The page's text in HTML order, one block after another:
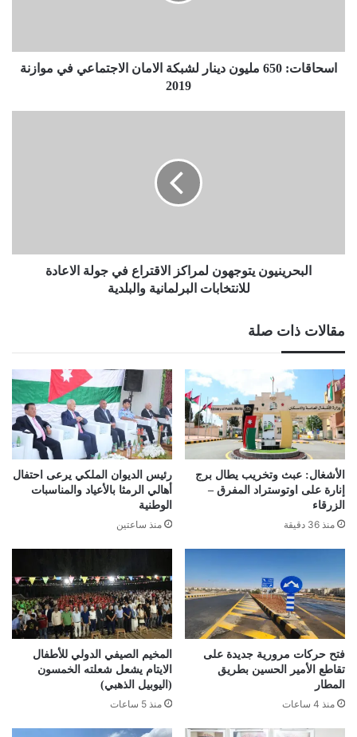
موازنة
2019
اسحاقات: 650 مليون دينار لشبكة الامان الاجتماعي في موازنة
2019
البرلمانية
البحرينيون يتوجهون لمراكز الاقتراع في جولة الاعادة
للانتخابات البرلمانية والبلدية
مقالات ذات صلة
الأشغال: عبث وتخريب يطال برج
إنارة على اوتوستراد المفرق –
الزرقاء
منذ 36 دقيقة
رئيس الديوان الملكي يرعى احتفال
أهالي الرمثا بالأعياد والمناسبات
الوطنية
منذ ساعتين
فتح حركات مرورية جديدة على
تقاطع الأمير الحسين بطريق
المطار
منذ 4 ساعات
المخيم الصيفي الدولي للأطفال
الايتام يشعل شعلته الخمسون
(اليوبيل الذهبي)
منذ 5 ساعات